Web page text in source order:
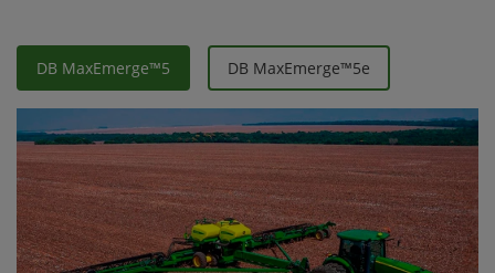
DB MaxEmerge™5 DB MaxEmerge™5e